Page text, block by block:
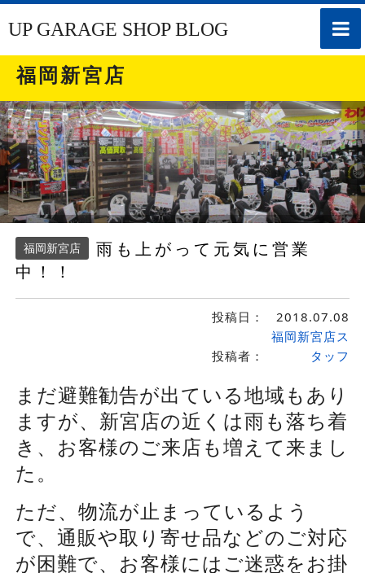
toggle
UP GARAGE SHOP BLOG
福岡新宮店
福岡新宮店
雨も上がって元気に営業
中！！
投稿日： 2018.07.08
投稿者：
福岡新宮店ス
タッフ
まだ避難勧告が出ている地域もあり
ますが、新宮店の近くは雨も落ち着
き、お客様のご来店も増えて来まし
た。
ただ、物流が止まっているよう
で、通販や取り寄せ品などのご対応
が困難で、お客様にはご迷惑をお掛